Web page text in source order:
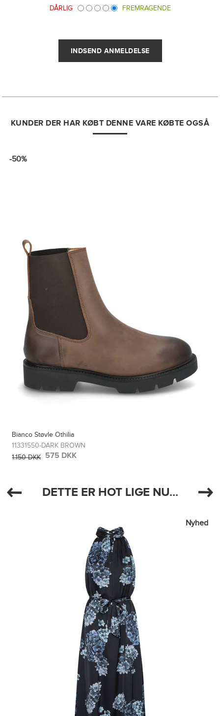
DÅRLIG
FREMRAGENDE
KUNDER DER HAR KØBT DENNE VARE KØBTE OGSÅ
-50%
Bianco Støvle Othilia
11331550-DARK BROWN
1.150 DKK 575 DKK
DETTE ER HOT LIGE NU...